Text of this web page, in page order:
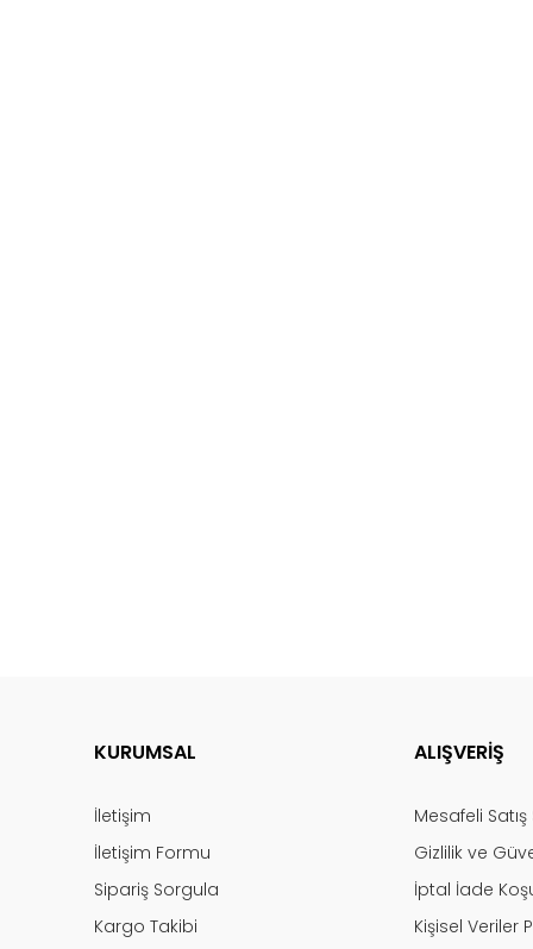
KURUMSAL
İletişim
İletişim Formu
Sipariş Sorgula
Kargo Takibi
ALIŞVERİŞ
Mesafeli
Gizlilik ve
İptal İade
Kişisel Veriler